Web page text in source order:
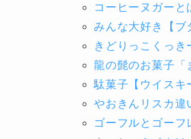
コーヒーヌガー
みんな大好き【ブ
きどりっこくっ
龍の髭のお菓子「
駄菓子【ウイスキ
やおきんリスカ違
ゴーフルとゴーフ